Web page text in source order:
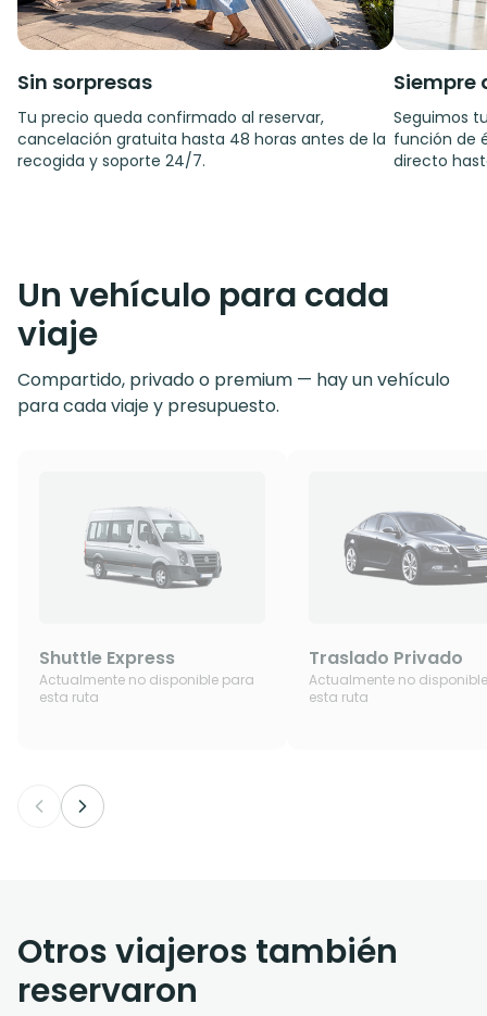
Sin sorpresas
Tu precio queda confirmado al reservar,
cancelación gratuita hasta 48 horas antes de la
recogida y soporte 24/7.
Siempre
Seguimos
función de
directo
Un vehículo para cada
viaje
Compartido, privado o premium — hay un vehículo
para cada viaje y presupuesto.
Shuttle Express
Actualmente no disponible para
esta ruta
Traslado Privado
Actualmente no
esta ruta
Otros viajeros también
reservaron